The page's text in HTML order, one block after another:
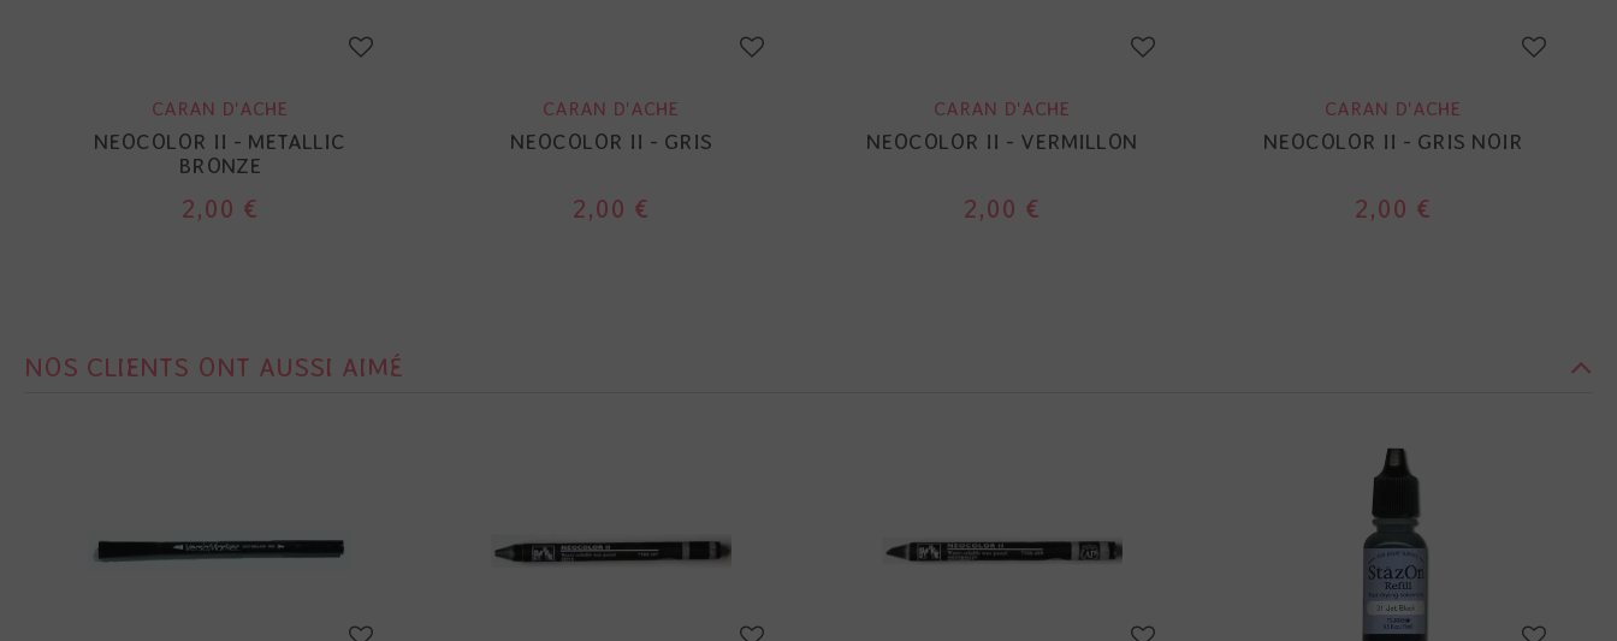
CARAN D'ACHE
NEOCOLOR II - METALLIC
BRONZE
2,00 €
CARAN D'ACHE
NEOCOLOR II - GRIS
2,00 €
CARAN D'ACHE
NEOCOLOR II - VERMILLON
2,00 €
CARAN D'ACHE
NEOCOLOR II - GRIS NOIR
2,00 €
NOS CLIENTS ONT AUSSI AIMÉ